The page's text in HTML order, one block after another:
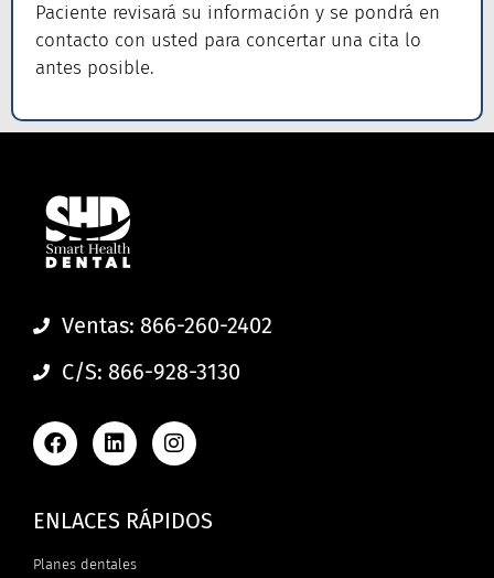
Paciente revisará su información y se pondrá en
contacto con usted para concertar una cita lo
antes posible.
Ventas: 866-260-2402
C/S: 866-928-3130
ENLACES RÁPIDOS
Planes dentales